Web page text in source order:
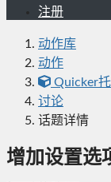
注册
动作库
动作
Quicker
讨论
话题详情
增加设置选